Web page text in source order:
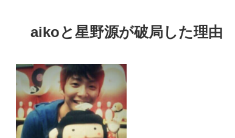
aikoと星野源が破局した理由